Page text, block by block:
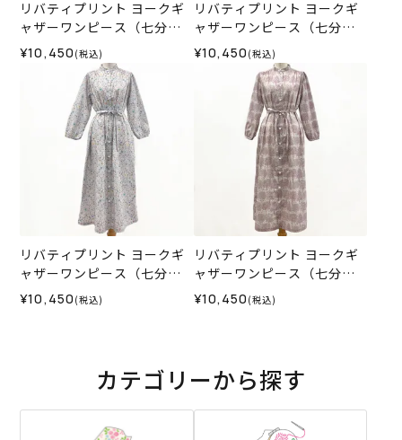
リバティプリント ヨークギ
ャザーワンピース（七分
袖）＜LLサイズ＞35M
¥10,450 (税込)
リバティプリント ヨークギ
ャザーワンピース（七分
袖）＜LLサイズ＞35K
¥10,450 (税込)
リバティプリント ヨークギ
ャザーワンピース（七分
袖）＜Lサイズ＞35M
¥10,450 (税込)
リバティプリント ヨークギ
ャザーワンピース（七分
袖）＜Lサイズ＞35K
¥10,450 (税込)
カテゴリーから探す